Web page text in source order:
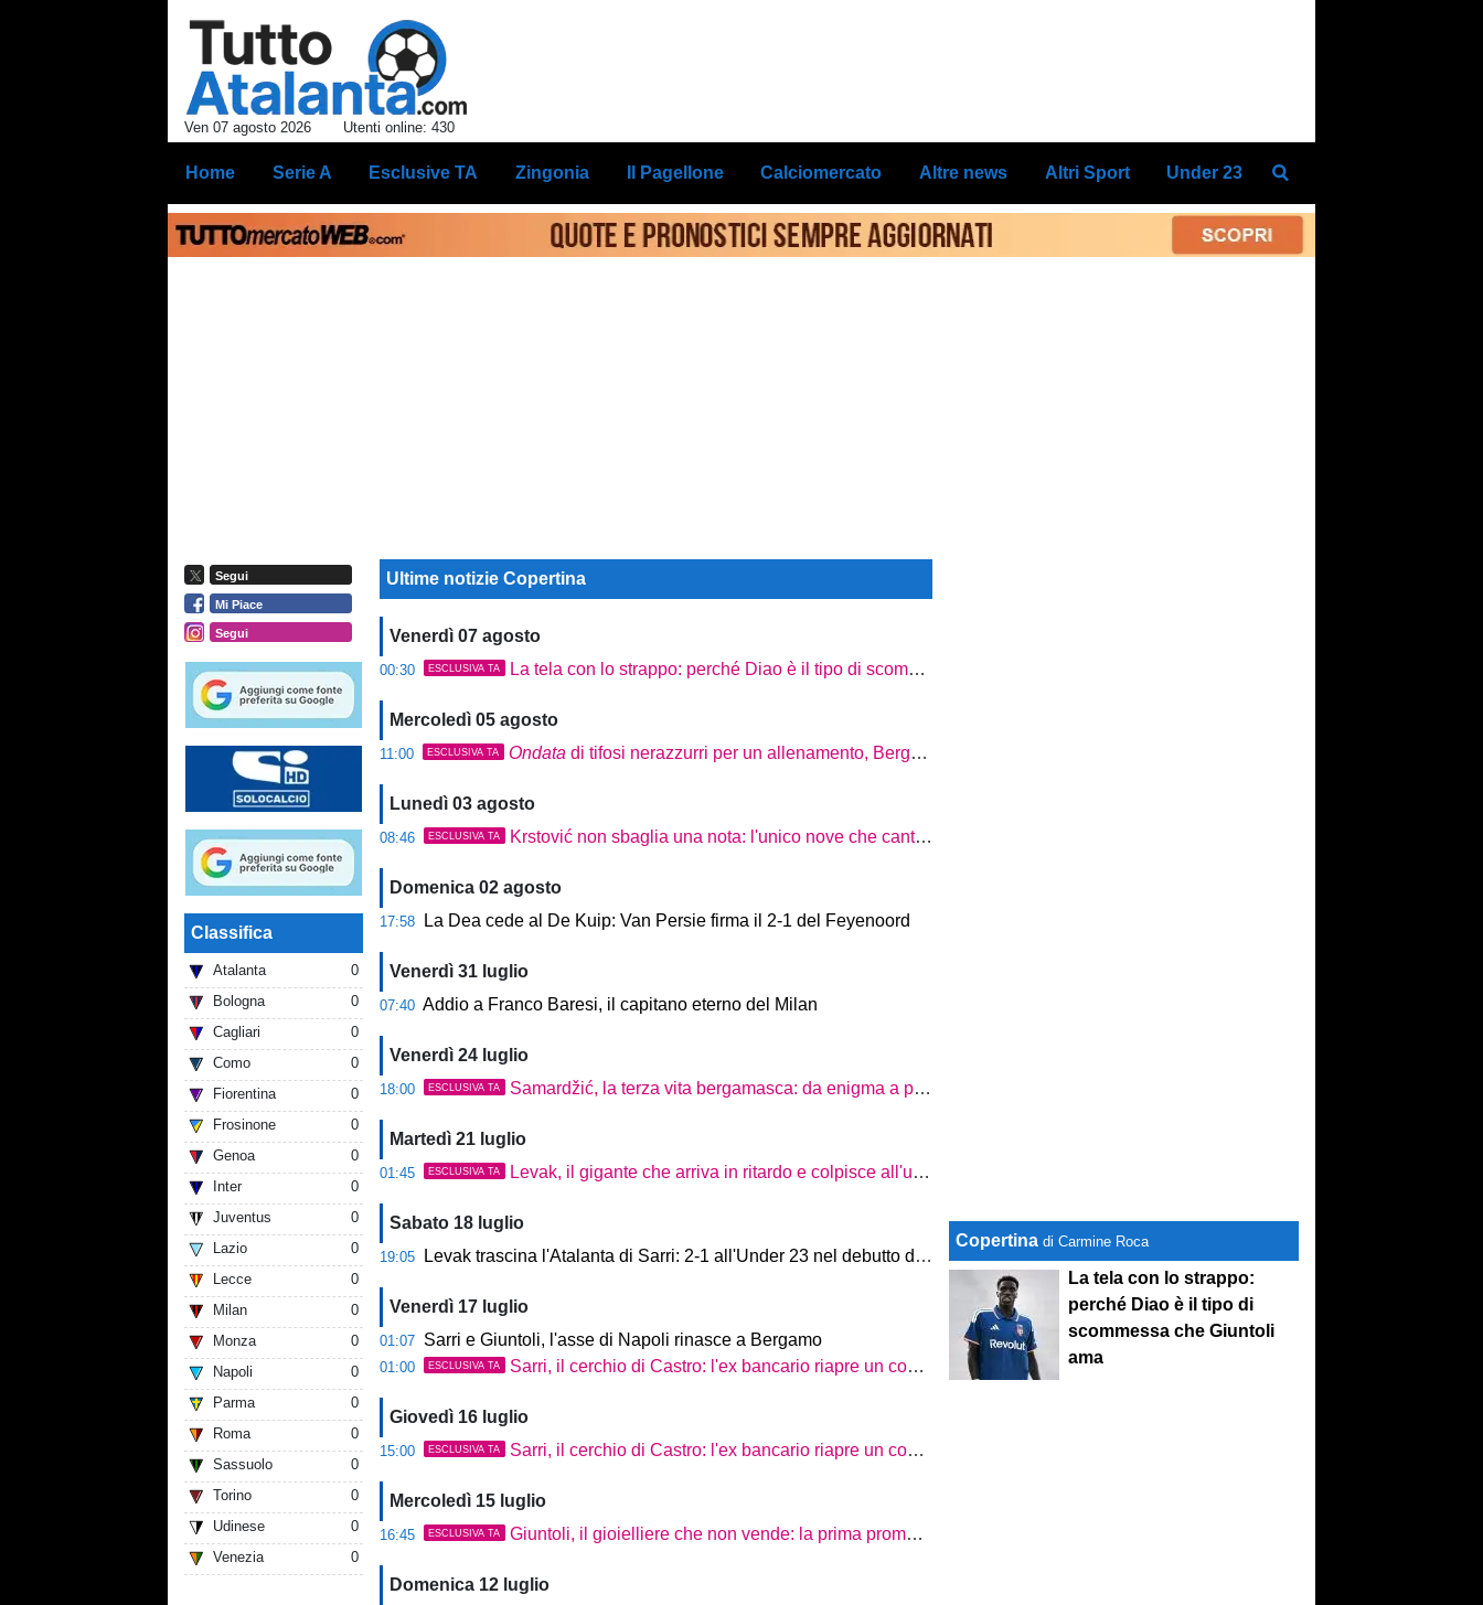
Ven 07 agosto 2026 Utenti online: 430
Home Serie A Esclusive TA Zingonia Il Pagellone Calciomercato Altre news Altri Sport Under 23
Segui
Mi Piace
Segui
Classifica
Atalanta
0
Bologna
0
Cagliari
0
Como
0
Fiorentina
0
Frosinone
0
Genoa
0
Inter
0
Juventus
0
Lazio
0
Lecce
0
Milan
0
Monza
0
Napoli
0
Parma
0
Roma
0
Sassuolo
0
Torino
0
Udinese
0
Venezia
0
Ultime notizie Copertina
Venerdì 07 agosto
00:30 ESCLUSIVA TA La tela con lo strappo: perché Diao è il tipo di scommessa che Giuntoli ama
Mercoledì 05 agosto
11:00 ESCLUSIVA TA Ondata di tifosi nerazzurri per un allenamento, Bergamo non ha bisogno del fischio d'inizio
Lunedì 03 agosto
08:46 ESCLUSIVA TA Krstović non sbaglia una nota: l'unico nove che canta in questa estate
Domenica 02 agosto
17:58 La Dea cede al De Kuip: Van Persie firma il 2-1 del Feyenoord
Venerdì 31 luglio
07:40 Addio a Franco Baresi, il capitano eterno del Milan
Venerdì 24 luglio
18:00 ESCLUSIVA TA Samardžić, la terza vita bergamasca: da enigma a primo allievo di Sarri
Martedì 21 luglio
01:45 ESCLUSIVA TA Levak, il gigante che arriva in ritardo e colpisce all'ultimo
Sabato 18 luglio
19:05 Levak trascina l'Atalanta di Sarri: 2-1 all'Under 23 nel debutto di Clusone
Venerdì 17 luglio
01:07 Sarri e Giuntoli, l'asse di Napoli rinasce a Bergamo
01:00 ESCLUSIVA TA Sarri, il cerchio di Castro: l'ex bancario riapre un conto a Bergamo
Giovedì 16 luglio
15:00 ESCLUSIVA TA Sarri, il cerchio di Castro: l'ex bancario riapre un conto a Bergamo
Mercoledì 15 luglio
16:45 ESCLUSIVA TA Giuntoli, il gioielliere che non vende: la prima promessa è il silenzio delle cessioni
Domenica 12 luglio
Copertina di Carmine Roca
La tela con lo strappo:
perché Diao è il tipo di
scommessa che Giuntoli
ama